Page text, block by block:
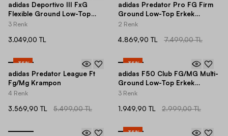
adidas Deportivo III FxG
Flexible Ground Low-Top
Erkek Krampon
3 Renk
3.049,00 TL
adidas Predator Pro FG Firm
Ground Low-Top Erkek
Krampon
2 Renk
4.869,90 TL 7.499,00 TL
-35%
adidas Predator League Ft
Fg/Mg Krampon
4 Renk
3.569,90 TL 5.499,00 TL
-35%
adidas F50 Club FG/MG Multi-
Ground Low-Top Erkek
Krampon
3 Renk
1.949,90 TL 2.999,00 TL
-35%